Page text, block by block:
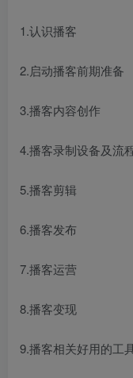
1.认识播客
2.启动播客前期准备
3.播客内容创作
4.播客录制设备及流
5.播客剪辑
6.播客发布
7.播客运营
8.播客变现
9.播客相关好用的工